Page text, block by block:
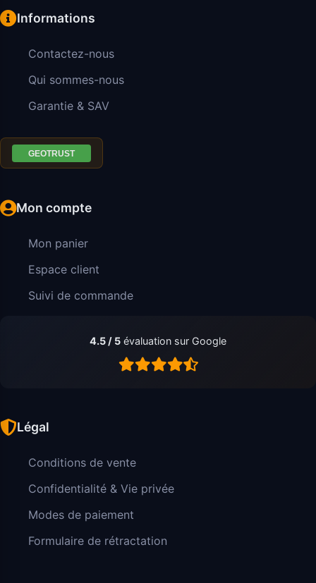
Informations
Contactez-nous
Qui sommes-nous
Garantie & SAV
Mon compte
Mon panier
Espace client
Suivi de commande
4.5 / 5 évaluation sur Google
Légal
Conditions de vente
Confidentialité & Vie privée
Modes de paiement
Formulaire de rétractation